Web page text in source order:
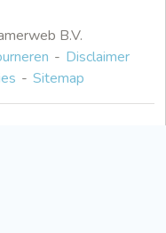
B.V.
Disclaimer
Sitemap